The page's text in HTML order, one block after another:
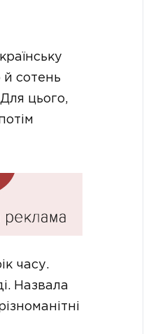
й сотень
цього,
часу.
Назвала